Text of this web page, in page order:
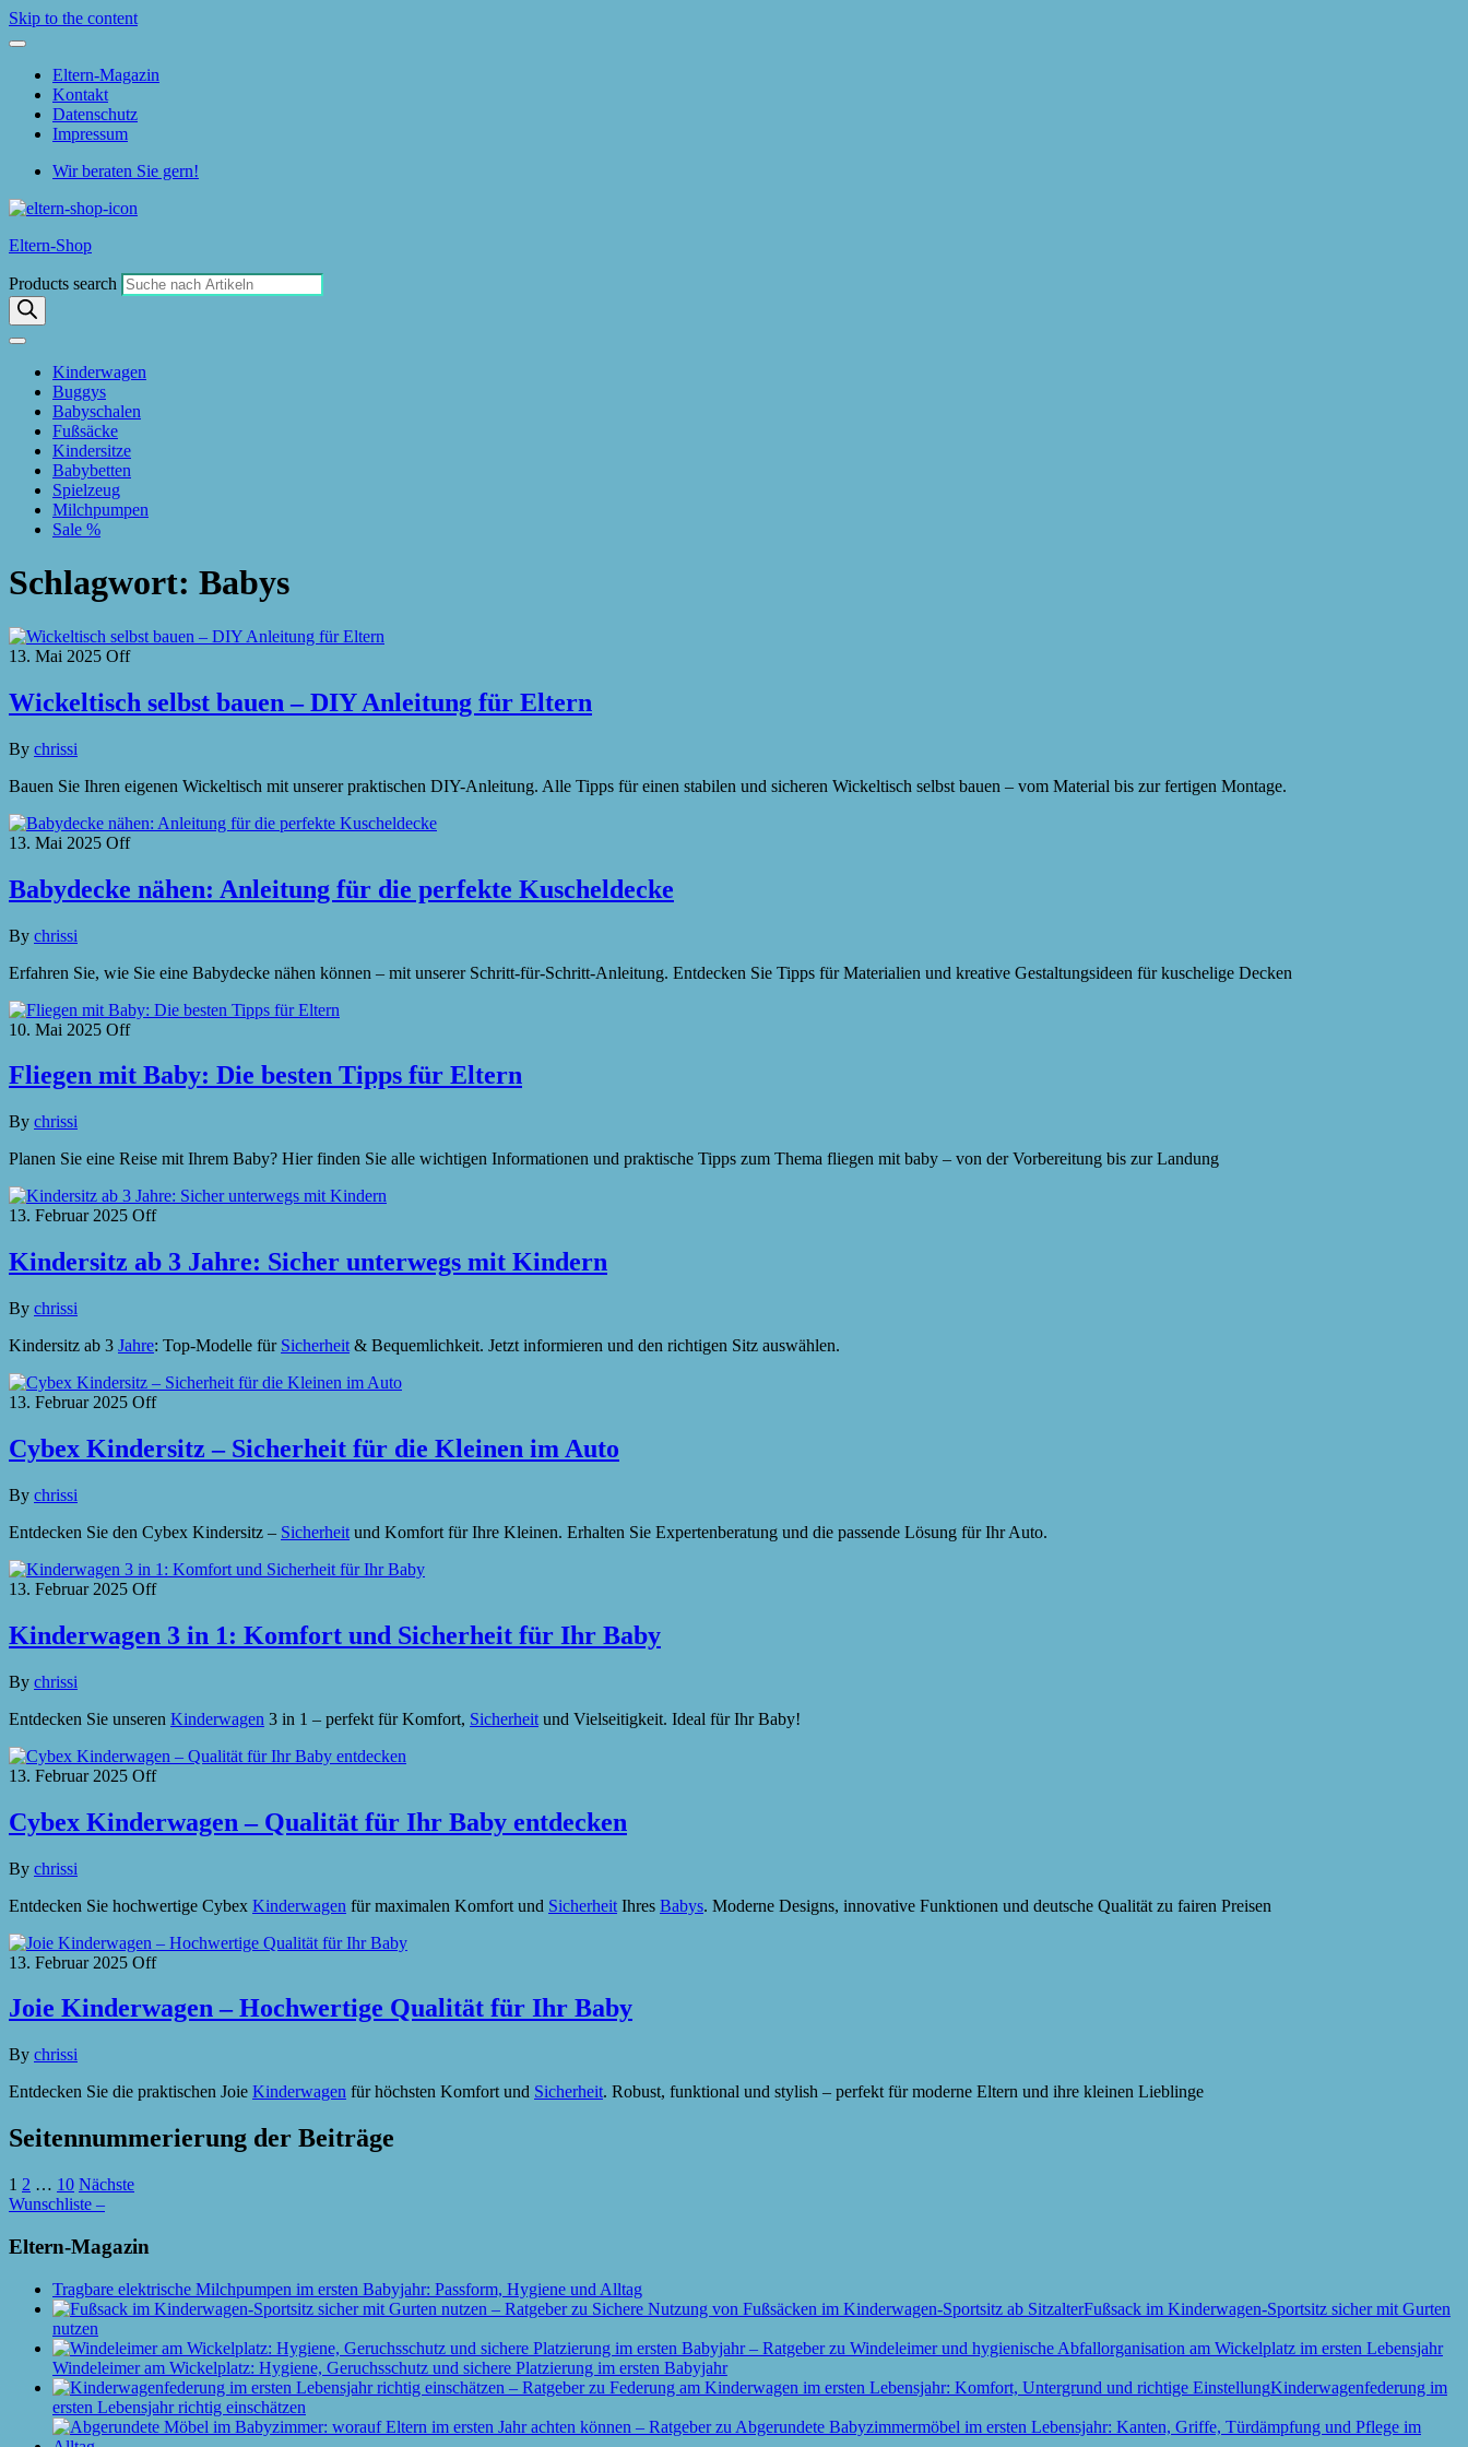
Skip to the content
Eltern-Magazin
Kontakt
Datenschutz
Impressum
Wir beraten Sie gern!
Eltern-Shop
Products search
Kinderwagen
Buggys
Babyschalen
Fußsäcke
Kindersitze
Babybetten
Spielzeug
Milchpumpen
Sale %
Schlagwort: Babys
13. Mai 2025 Off
Wickeltisch selbst bauen – DIY Anleitung für Eltern
By chrissi
Bauen Sie Ihren eigenen Wickeltisch mit unserer praktischen DIY-Anleitung. Alle Tipps für einen stabilen und sicheren Wickeltisch selbst bauen – vom Material bis zur fertigen Montage.
13. Mai 2025 Off
Babydecke nähen: Anleitung für die perfekte Kuscheldecke
By chrissi
Erfahren Sie, wie Sie eine Babydecke nähen können – mit unserer Schritt-für-Schritt-Anleitung. Entdecken Sie Tipps für Materialien und kreative Gestaltungsideen für kuschelige Decken
10. Mai 2025 Off
Fliegen mit Baby: Die besten Tipps für Eltern
By chrissi
Planen Sie eine Reise mit Ihrem Baby? Hier finden Sie alle wichtigen Informationen und praktische Tipps zum Thema fliegen mit baby – von der Vorbereitung bis zur Landung
13. Februar 2025 Off
Kindersitz ab 3 Jahre: Sicher unterwegs mit Kindern
By chrissi
Kindersitz ab 3 Jahre: Top-Modelle für Sicherheit & Bequemlichkeit. Jetzt informieren und den richtigen Sitz auswählen.
13. Februar 2025 Off
Cybex Kindersitz – Sicherheit für die Kleinen im Auto
By chrissi
Entdecken Sie den Cybex Kindersitz – Sicherheit und Komfort für Ihre Kleinen. Erhalten Sie Expertenberatung und die passende Lösung für Ihr Auto.
13. Februar 2025 Off
Kinderwagen 3 in 1: Komfort und Sicherheit für Ihr Baby
By chrissi
Entdecken Sie unseren Kinderwagen 3 in 1 – perfekt für Komfort, Sicherheit und Vielseitigkeit. Ideal für Ihr Baby!
13. Februar 2025 Off
Cybex Kinderwagen – Qualität für Ihr Baby entdecken
By chrissi
Entdecken Sie hochwertige Cybex Kinderwagen für maximalen Komfort und Sicherheit Ihres Babys. Moderne Designs, innovative Funktionen und deutsche Qualität zu fairen Preisen
13. Februar 2025 Off
Joie Kinderwagen – Hochwertige Qualität für Ihr Baby
By chrissi
Entdecken Sie die praktischen Joie Kinderwagen für höchsten Komfort und Sicherheit. Robust, funktional und stylish – perfekt für moderne Eltern und ihre kleinen Lieblinge
Seitennummerierung der Beiträge
1 2 … 10 Nächste
Wunschliste –
Eltern-Magazin
Tragbare elektrische Milchpumpen im ersten Babyjahr: Passform, Hygiene und Alltag
Fußsack im Kinderwagen-Sportsitz sicher mit Gurten
nutzen
Windeleimer am Wickelplatz: Hygiene, Geruchsschutz und sichere Platzierung im ersten Babyjahr
Kinderwagenfederung im
ersten Lebensjahr richtig einschätzen